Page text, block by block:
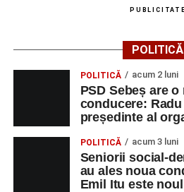
PUBLICITATE
POLITICĂ
POLITICĂ acum 2 luni
PSD Sebeș are
conducere:
președinte al
POLITICĂ acum 3 luni
Seniorii social-
au ales noua
Emil Itu este